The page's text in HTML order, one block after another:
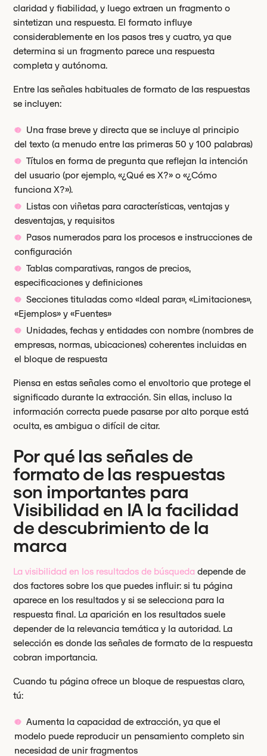
claridad y fiabilidad, y luego extraen un fragmento o
sintetizan una respuesta. El formato influye
considerablemente en los pasos tres y cuatro, ya que
determina si un fragmento parece una respuesta
completa y autónoma.
Entre las señales habituales de formato de las respuestas
se incluyen:
Una frase breve y directa que se incluye al principio
del texto (a menudo entre las primeras 50 y 100 palabras)
Títulos en forma de pregunta que reflejan la intención
del usuario (por ejemplo, «¿Qué es X?» o «¿Cómo
funciona X?»).
Listas con viñetas para características, ventajas y
desventajas, y requisitos
Pasos numerados para los procesos e instrucciones de
configuración
Tablas comparativas, rangos de precios,
especificaciones y definiciones
Secciones tituladas como «Ideal para», «Limitaciones»,
«Ejemplos» y «Fuentes»
Unidades, fechas y entidades con nombre (nombres de
empresas, normas, ubicaciones) coherentes incluidas en
el bloque de respuesta
Piensa en estas señales como el envoltorio que protege el
significado durante la extracción. Sin ellas, incluso la
información correcta puede pasarse por alto porque está
oculta, es ambigua o difícil de citar.
Por qué las señales de
formato de las respuestas
son importantes para
Visibilidad en IA la facilidad
de descubrimiento de la
marca
La visibilidad en los resultados de búsqueda depende de
dos factores sobre los que puedes influir: si tu página
aparece en los resultados y si se selecciona para la
respuesta final. La aparición en los resultados suele
depender de la relevancia temática y la autoridad. La
selección es donde las señales de formato de la respuesta
cobran importancia.
Cuando tu página ofrece un bloque de respuestas claro,
tú:
Aumenta la capacidad de extracción, ya que el
modelo puede reproducir un pensamiento completo sin
necesidad de unir fragmentos